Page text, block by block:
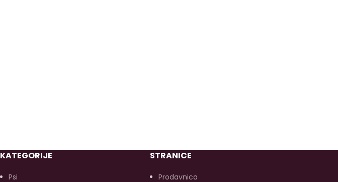
KATEGORIJE
Psi
STRANICE
Prodavnica